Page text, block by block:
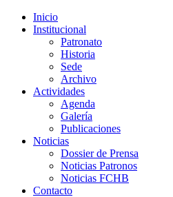
Inicio
Institucional
Patronato
Historia
Sede
Archivo
Actividades
Agenda
Galería
Publicaciones
Noticias
Dossier de Prensa
Noticias Patronos
Noticias FCHB
Contacto